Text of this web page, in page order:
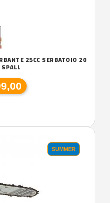
25CC SERBATOIO 20
SUMMER